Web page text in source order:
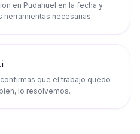
en Pudahuel en la fecha y
herramientas necesarias.
que el trabajo quedo
lo resolvemos.